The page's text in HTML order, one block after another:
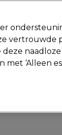
Mannen
vertrouwde
deze
met ‘Alleen